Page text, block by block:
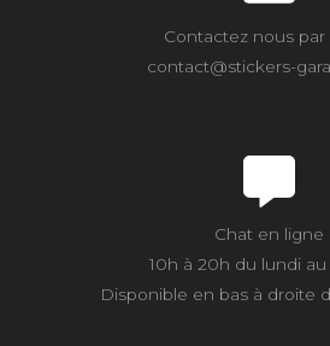
Contactez nous par
contact@stickers-
Chat en ligne
10h à 20h du lundi au
Disponible en bas à droite